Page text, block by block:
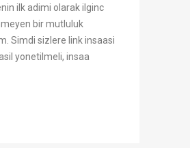
ilk adimi olarak ilginc
bir mutluluk
Simdi sizlere link insaasi
yonetilmeli, insaa